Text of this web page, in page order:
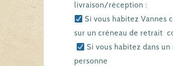
livraison/réception :
Si vous habitez Vannes
sur un créneau de retrait
Si vous habitez dans
personne